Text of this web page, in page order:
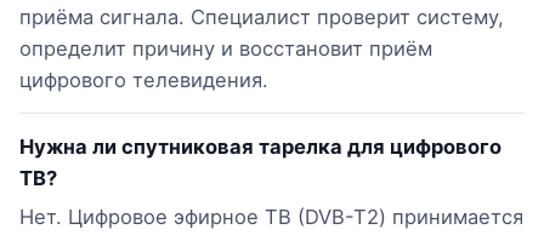
приёма сигнала. Специалист проверит систему,
определит причину и восстановит приём
цифрового телевидения.
Нужна ли спутниковая тарелка для цифрового
ТВ?
Нет. Цифровое эфирное ТВ (DVB-T2) принимается